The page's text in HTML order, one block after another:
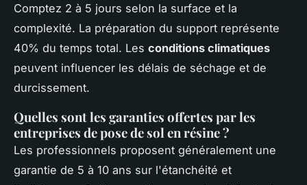
Comptez 2 à 5 jours selon la surface et la
complexité. La préparation du support représente
40% du temps total. Les conditions climatiques
peuvent influencer les délais de séchage et de
durcissement.
Quelles sont les garanties offertes par les
entreprises de pose de sol en résine ?
Les professionnels proposent généralement une
garantie de 5 à 10 ans sur l'étanchéité et